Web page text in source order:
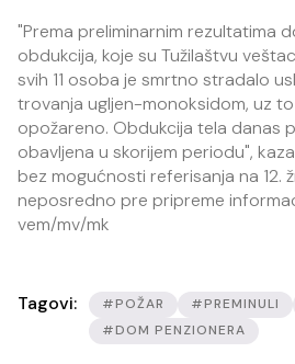
"Prema preliminarnim rezultatima
obdukcija, koje su Tužilaštvu
svih 11 osoba je smrtno stradalo
trovanja ugljen-monoksidom, uz
opožareno. Obdukcija tela danas
obavljena u skorijem periodu",
bez mogućnosti referisanja na 12.
neposredno pre pripreme
vem/mv/mk
Tagovi: #POŽAR #PREMINULI
#DOM PENZIONERA